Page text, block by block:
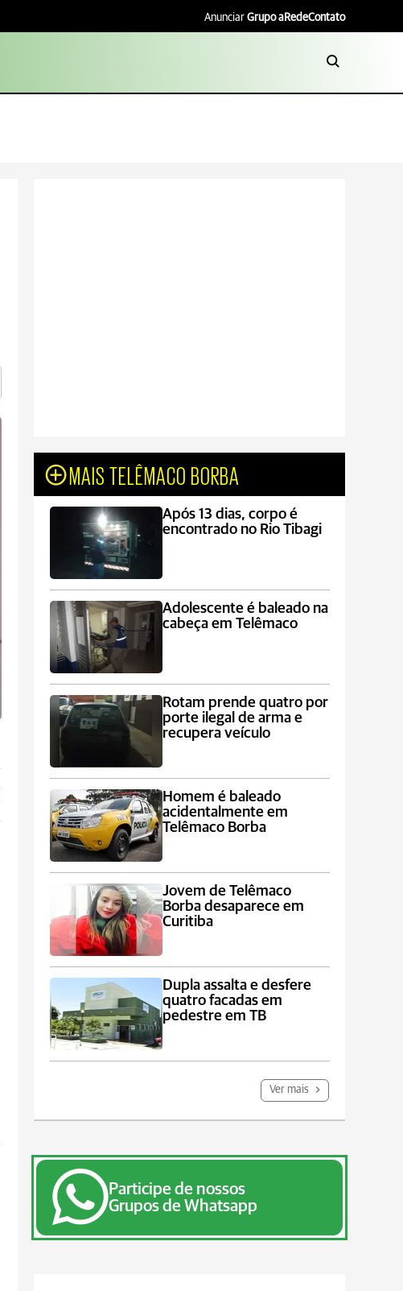
Anunciar Grupo aRedeContato
MAIS TELÊMACO BORBA
Após 13 dias, corpo é
encontrado no Rio Tibagi
Adolescente é baleado na
cabeça em Telêmaco
Rotam prende quatro por
porte ilegal de arma e
recupera veículo
Homem é baleado
acidentalmente em
Telêmaco Borba
Jovem de Telêmaco
Borba desaparece em
Curitiba
Dupla assalta e desfere
quatro facadas em
pedestre em TB
Ver mais
Participe de nossos
Grupos de Whatsapp